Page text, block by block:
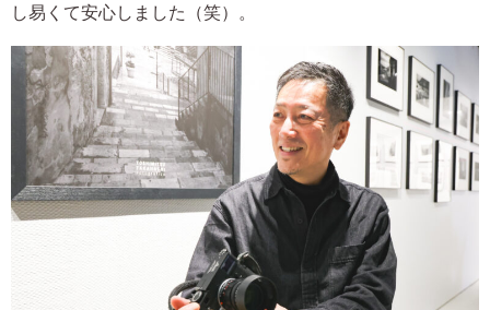
し易くて安心しました（笑）。